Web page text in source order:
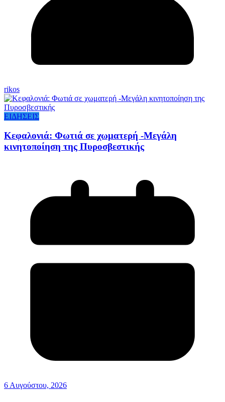
rikos
ΕΙΔΗΣΕΙΣ
Κεφαλονιά: Φωτιά σε χωματερή -Μεγάλη
κινητοποίηση της Πυροσβεστικής
6 Αυγούστου, 2026